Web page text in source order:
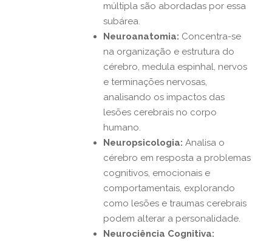
múltipla são abordadas por essa
subárea.
Neuroanatomia: Concentra-se
na organização e estrutura do
cérebro, medula espinhal, nervos
e terminações nervosas,
analisando os impactos das
lesões cerebrais no corpo
humano.
Neuropsicologia: Analisa o
cérebro em resposta a problemas
cognitivos, emocionais e
comportamentais, explorando
como lesões e traumas cerebrais
podem alterar a personalidade.
Neurociência Cognitiva: